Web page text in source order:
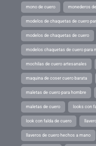
mono de cuero monederos
modelos de chaquetas de cuero
modelos de chaquetas de cuero
modelos chaquetas de cuero para
mochilas de cuero artesanales
maquina de coser cuero barata
maletas de cuero para hombre
maletas de cuero looks con
look con falda de cuero
llaveros de cuero hechos a mano